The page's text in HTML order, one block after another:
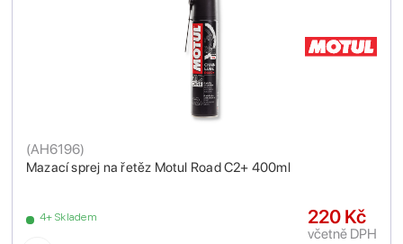
Mazací sprej na řetěz Motul Road C2+ 400ml
(AH6196)
4+ Skladem 220 Kč
včetně DPH